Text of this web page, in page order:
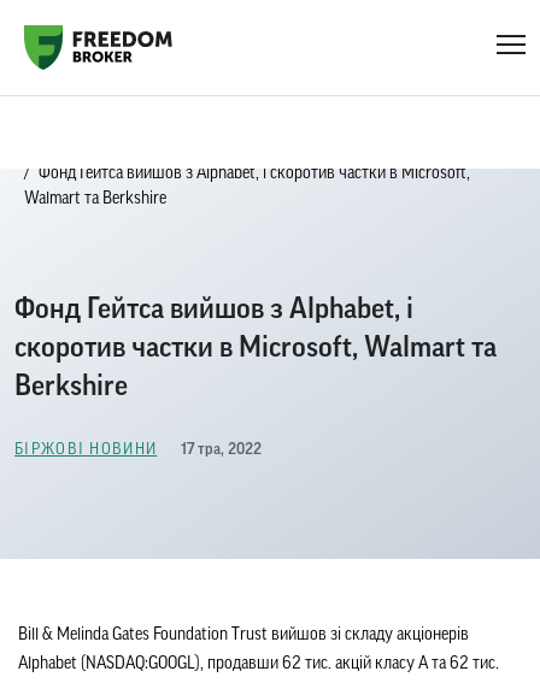
Фонд Гейтса вийшов з Alphabet, і скоротив частки в Microsoft,
Walmart та Berkshire
Фонд Гейтса вийшов з Alphabet, і
скоротив частки в Microsoft, Walmart та
Berkshire
БІРЖОВІ НОВИНИ 17 тра, 2022
Bill & Melinda Gates Foundation Trust вийшов зі складу акціонерів
Alphabet (NASDAQ:GOOGL), продавши 62 тис. акцій класу А та 62 тис.